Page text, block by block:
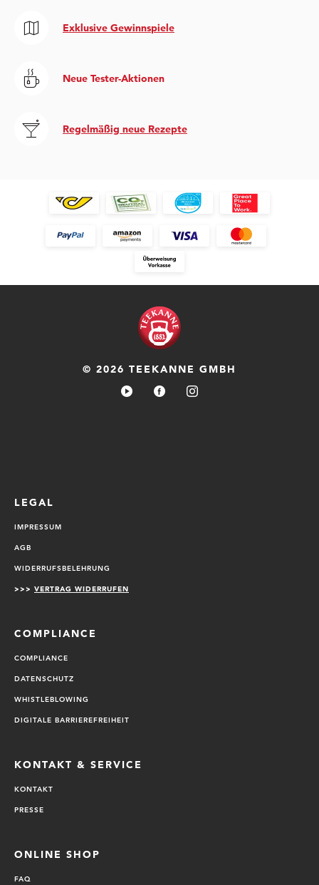
Exklusive Gewinnspiele
Neue Tester-Aktionen
Regelmäßig neue Rezepte
© 2026 TEEKANNE GMBH
LEGAL
IMPRESSUM
AGB
WIDERRUFSBELEHRUNG
>>> VERTRAG WIDERRUFEN
COMPLIANCE
COMPLIANCE
DATENSCHUTZ
WHISTLEBLOWING
DIGITALE BARRIEREFREIHEIT
KONTAKT & SERVICE
KONTAKT
PRESSE
ONLINE SHOP
FAQ